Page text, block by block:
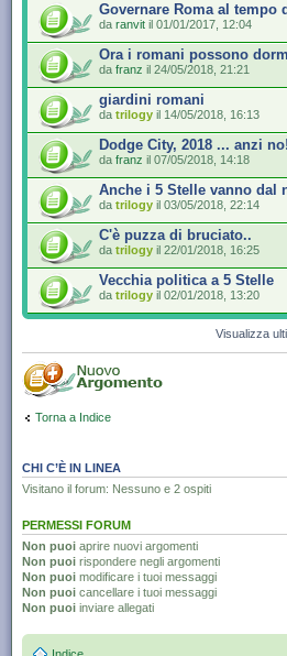
Governare Roma al tempo
da ranvit il 01/01/2017, 12:04
Ora i romani possono
da franz il 24/05/2018, 21:21
giardini romani
da trilogy il 14/05/2018, 16:13
Dodge City, 2018 ... anzi no!
da franz il 07/05/2018, 14:18
Anche i 5 Stelle vanno dal
da trilogy il 03/05/2018, 22:14
C'è puzza di bruciato..
da trilogy il 22/01/2018, 16:25
Vecchia politica a 5 Stelle
da trilogy il 02/01/2018, 13:20
Visualizza
Torna a Indice
CHI C’È IN LINEA
Visitano il forum: Nessuno e 2 ospiti
PERMESSI FORUM
Non puoi aprire nuovi argomenti
Non puoi rispondere negli argomenti
Non puoi modificare i tuoi messaggi
Non puoi cancellare i tuoi messaggi
Non puoi inviare allegati
Indice